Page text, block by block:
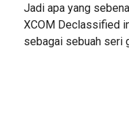
Jadi apa yang
XCOM Declassified
sebagai sebuah seri